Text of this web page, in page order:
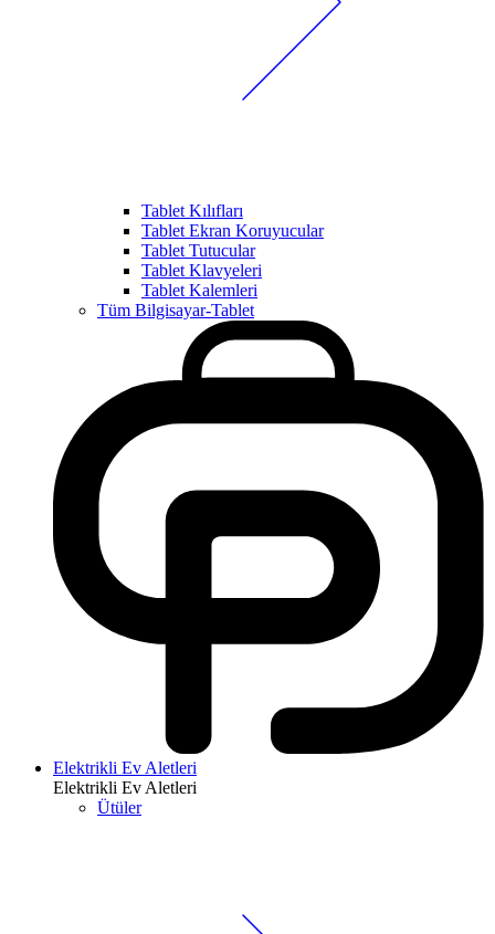
Tablet Kılıfları
Tablet Ekran Koruyucular
Tablet Tutucular
Tablet Klavyeleri
Tablet Kalemleri
Tüm Bilgisayar-Tablet
Elektrikli Ev Aletleri
Elektrikli Ev Aletleri
Ütüler